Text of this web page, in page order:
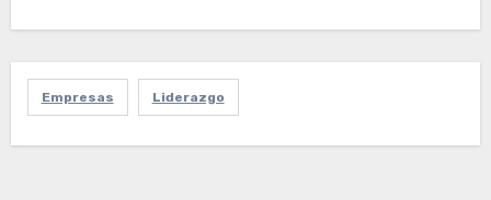
Empresas Liderazgo